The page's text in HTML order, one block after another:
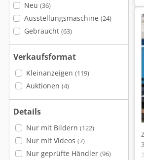
Neu (36)
Ausstellungsmaschine (24)
Gebraucht (63)
Verkaufsformat
Kleinanzeigen (119)
Auktionen (4)
Details
Nur mit Bildern (122)
Nur mit Videos (7)
Nur geprüfte Händler (96)